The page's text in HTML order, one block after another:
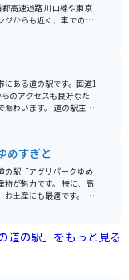
高速道路 川口線や東京
ジからも近く、車でのア
最適です。 また、
用した料理を楽しむこと
野菜をたっぷり使った
々とした無料駐車場が
リングロードもあり、
ます。
にある道の駅です。国道1
のアクセスも良好なた
す。 道の駅庄和
新鮮な農産物が手に入
特産の梨は、みずみず
トランもあります。手打
った定食など、どれも絶
ューム満点のメニュー
の花が楽しめる公園で、
めすぎと
の駅「アグリパークゆめ
です。 特に、高
土産にも最適です。 併
使った料理を楽しむこ
を感じながら走ることが
しているため、ツーリン
道の駅」をもっと見る